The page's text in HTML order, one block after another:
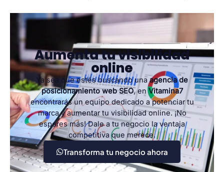
Aumenta tu visibilidad
online
Ya sea que estés buscando unaagencia de
posicionamiento web SEO, enVitamina7
encontrarás un equipo dedicado a potenciar tu
marca y aumentar tu visibilidad online. ¡No
esperes más! Dale a tu negocio la ventaja
competitiva que merece.
Transforma tu negocio ahora